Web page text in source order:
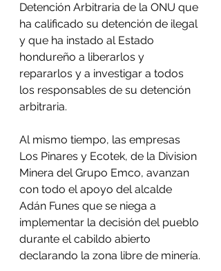
Detención Arbitraria de la ONU que
ha calificado su detención de ilegal
y que ha instado al Estado
hondureño a liberarlos y
repararlos y a investigar a todos
los responsables de su detención
arbitraria.
Al mismo tiempo, las empresas
Los Pinares y Ecotek, de la Division
Minera del Grupo Emco, avanzan
con todo el apoyo del alcalde
Adán Funes que se niega a
implementar la decisión del pueblo
durante el cabildo abierto
declarando la zona libre de minería.